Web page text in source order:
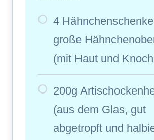
4
große
(mit Haut und
200g
(aus dem Glas, gut
abgetropft und